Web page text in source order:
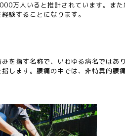
万人いると推計されています。ま
験することになります。
を指す名称で、いわゆる病名ではあ
します。腰痛の中では、非特異的腰